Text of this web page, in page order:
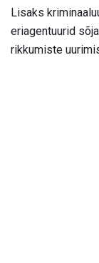
Lisaks
eriagentuurid
rikkumiste